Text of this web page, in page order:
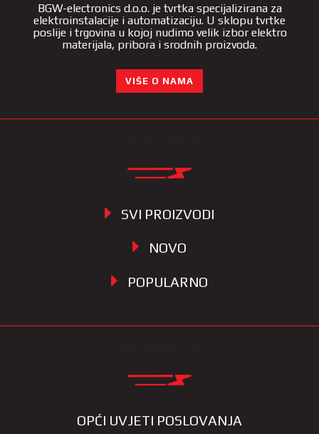
BGW-electronics d.o.o. je tvrtka specijalizirana za
elektroinstalacije i automatizaciju. U sklopu tvrtke
poslije i trgovina u kojoj nudimo velik izbor elektro
materijala, pribora i srodnih proizvoda.
VIŠE O NAMA
SVI PROIZVODI
NOVO
POPULARNO
OPĆI UVJETI POSLOVANJA